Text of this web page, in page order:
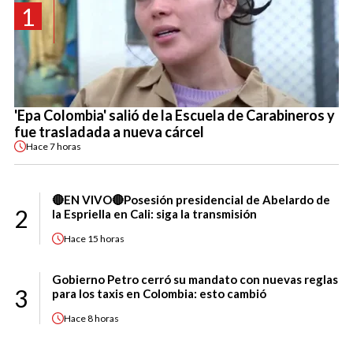
1
'Epa Colombia' salió de la Escuela de Carabineros y
fue trasladada a nueva cárcel
Hace7 horas
2
🔴EN VIVO🔴Posesión presidencial de Abelardo de
la Espriella en Cali: siga la transmisión
Hace 15 horas
3
Gobierno Petro cerró su mandato con nuevas reglas
para los taxis en Colombia: esto cambió
Hace8 horas